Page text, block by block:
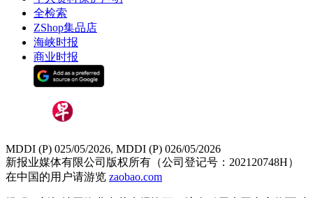
全检索
ZShop集品店
海峡时报
商业时报
MDDI (P) 025/05/2026, MDDI (P) 026/05/2026
新报业媒体有限公司版权所有（公司登记号：202120748H）
在中国的用户请游览 zaobao.com